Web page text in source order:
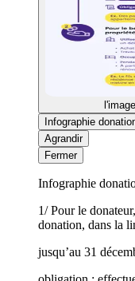
l'image
Infographie
Agrandir
Fermer
Infographie
1/ Pour le
donation, dans la
jusqu’au 31